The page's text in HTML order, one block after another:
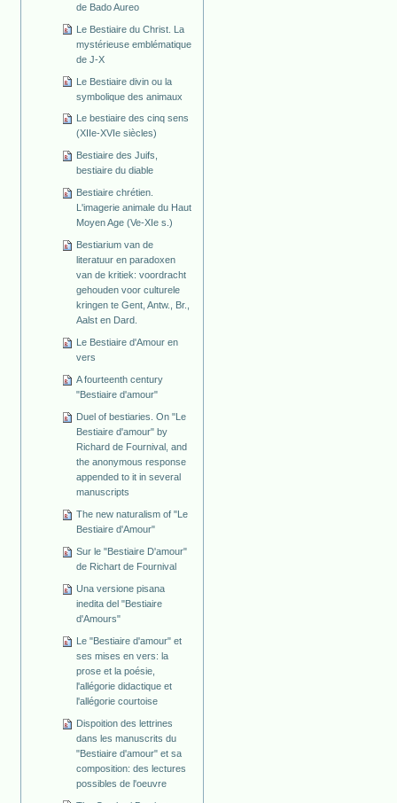
de Bado Aureo
Le Bestiaire du Christ. La
mystérieuse emblématique
de J-X
Le Bestiaire divin ou la
symbolique des animaux
Le bestiaire des cinq sens
(XIIe-XVIe siècles)
Bestiaire des Juifs,
bestiaire du diable
Bestiaire chrétien.
L'imagerie animale du Haut
Moyen Age (Ve-XIe s.)
Bestiarium van de
literatuur en paradoxen
van de kritiek: voordracht
gehouden voor culturele
kringen te Gent, Antw., Br.,
Aalst en Dard.
Le Bestiaire d'Amour en
vers
A fourteenth century
"Bestiaire d'amour"
Duel of bestiaries. On "Le
Bestiaire d'amour" by
Richard de Fournival, and
the anonymous response
appended to it in several
manuscripts
The new naturalism of "Le
Bestiaire d'Amour"
Sur le "Bestiaire D'amour"
de Richart de Fournival
Una versione pisana
inedita del "Bestiaire
d'Amours"
Le "Bestiaire d'amour" et
ses mises en vers: la
prose et la poésie,
l'allégorie didactique et
l'allégorie courtoise
Dispoition des lettrines
dans les manuscrits du
"Bestiaire d'amour" et sa
composition: des lectures
possibles de l'oeuvre